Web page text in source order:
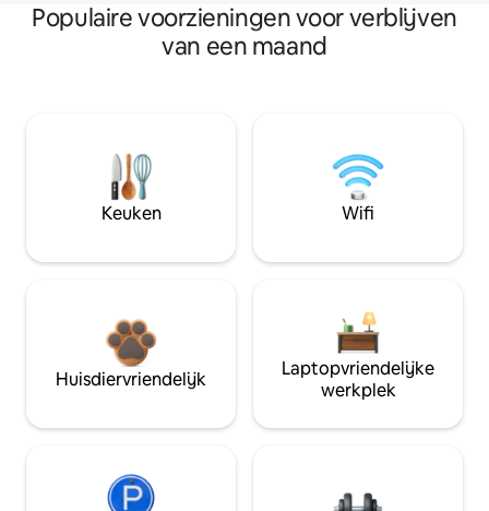
Populaire voorzieningen voor verblijven
van een maand
Keuken Wifi
Huisdiervriendelijk
Laptopvriendelijke
werkplek